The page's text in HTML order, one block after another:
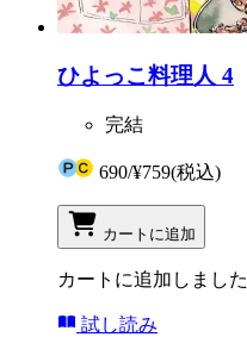
ひよっこ料理人 4
完結
690/¥759(税込)
カートに追加
カートに追加しました
試し読み